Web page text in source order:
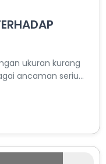
ukuran kurang
ancaman seriu...